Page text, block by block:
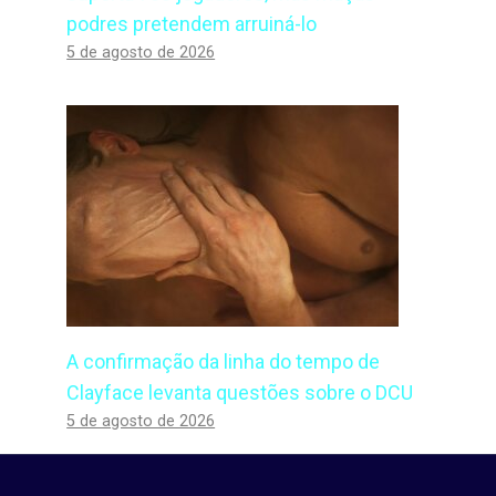
podres pretendem arruiná-lo
5 de agosto de 2026
A confirmação da linha do tempo de
Clayface levanta questões sobre o DCU
5 de agosto de 2026